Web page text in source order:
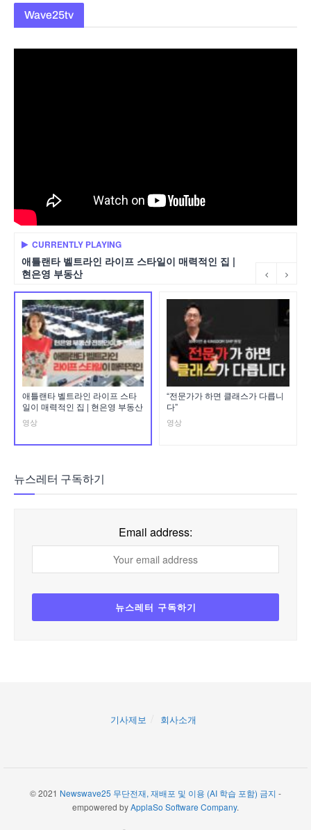
Wave25tv
CURRENTLY PLAYING
애틀랜타 벨트라인 라이프 스타일이 매력적인 집 |
현은영 부동산
애틀랜타 벨트라인 라이프 스타
일이 매력적인 집 | 현은영 부동산
영상
“전문가가 하면 클래스가 다릅니
다”
영상
뉴스레터 구독하기
Email address:
기사제보 회사소개
© 2021 Newswave25 무단전재, 재배포 및 이용 (AI 학습 포함) 금지 -
empowered byApplaSo Software Company.